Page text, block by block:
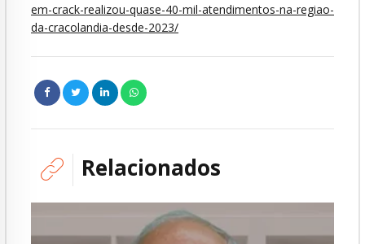
em-crack-realizou-quase-40-mil-atendimentos-na-regiao-
da-cracolandia-desde-2023/
Relacionados